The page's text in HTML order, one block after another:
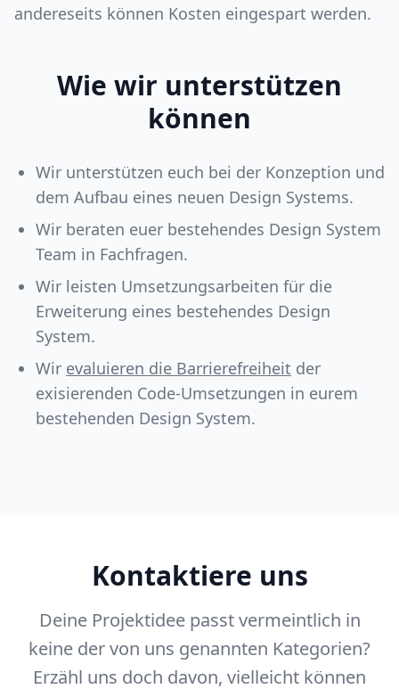
andereseits können Kosten eingespart werden.
Wie wir unterstützen
können
Wir unterstützen euch bei der Konzeption und
dem Aufbau eines neuen Design Systems.
Wir beraten euer bestehendes Design System
Team in Fachfragen.
Wir leisten Umsetzungsarbeiten für die
Erweiterung eines bestehendes Design
System.
Wir evaluieren die Barrierefreiheit der
exisierenden Code-Umsetzungen in eurem
bestehenden Design System.
Kontaktiere uns
Deine Projektidee passt vermeintlich in
keine der von uns genannten Kategorien?
Erzähl uns doch davon, vielleicht können